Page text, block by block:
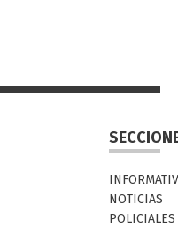
NOTICIAS
POLICIALES